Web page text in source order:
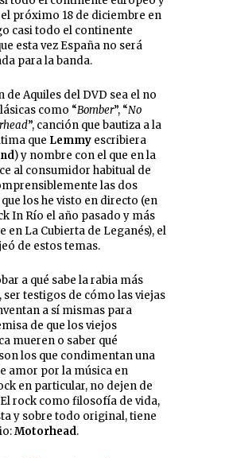
próximo 18 de diciembre en
casi todo el continente
esta vez España no será
para la banda.
de Aquiles del DVD sea el no
como “Bomber”, “No
”, canción que bautiza a la
que Lemmy escribiera
) y nombre con el que en la
al consumidor habitual de
las dos
los he visto en directo (en
In Río el año pasado y más
en La Cubierta de Leganés), el
de estos temas.
a qué sabe la rabia más
testigos de cómo las viejas
a sí mismas para
de que los viejos
mueren o saber qué
los que condimentan una
amor por la música en
en particular, no dejen de
El rock como filosofía de vida,
y sobre todo original, tiene
Motorhead.